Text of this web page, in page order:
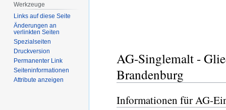
AG-Singlemalt -
Brandenburg
Informationen für AG-
Werkzeuge
Links auf diese Seite
Änderungen an
verlinkten Seiten
Spezialseiten
Druckversion
Permanenter Link
Seiten­­informationen
Attribute anzeigen